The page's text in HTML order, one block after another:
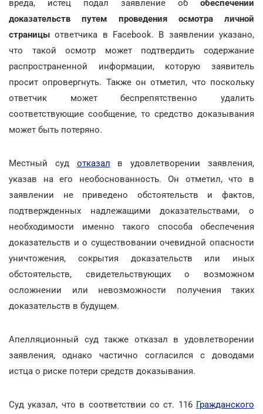
вреда, истец подал заявление об обеспечении
доказательств путем проведения осмотра личной
страницы ответчика в Facebook. В заявлении указано,
что такой осмотр может подтвердить содержание
распространенной информации, которую заявитель
просит опровергнуть. Также он отметил, что поскольку
ответчик может беспрепятственно удалить
соответствующие сообщение, то средство доказывания
может быть потеряно.
Местный суд отказал в удовлетворении заявления,
указав на его необоснованность. Он отметил, что в
заявлении не приведено обстоятельств и фактов,
подтвержденных надлежащими доказательствами, о
необходимости именно такого способа обеспечения
доказательств и о существовании очевидной опасности
уничтожения, сокрытия доказательств или иных
обстоятельств, свидетельствующих о возможном
осложнении или невозможности получения таких
доказательств в будущем.
Апелляционный суд также отказал в удовлетворении
заявления, однако частично согласился с доводами
истца о риске потери средств доказывания.
Суд указал, что в соответствии со ст. 116 Гражданского